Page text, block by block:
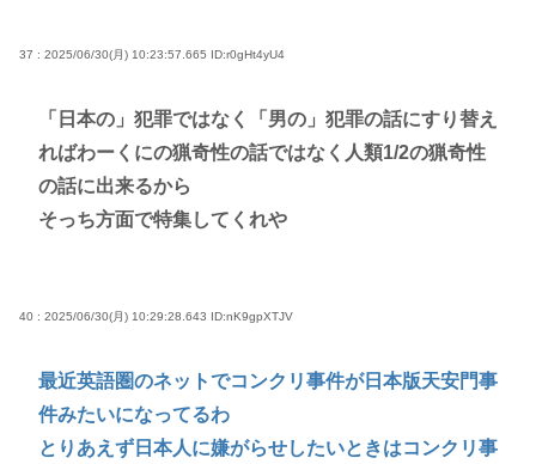
37 : 2025/06/30(月) 10:23:57.665 ID:r0gHt4yU4
「日本の」犯罪ではなく「男の」犯罪の話にすり替え
ればわーくにの猟奇性の話ではなく人類1/2の猟奇性
の話に出来るから
そっち方面で特集してくれや
40 : 2025/06/30(月) 10:29:28.643 ID:nK9gpXTJV
最近英語圏のネットでコンクリ事件が日本版天安門事
件みたいになってるわ
とりあえず日本人に嫌がらせしたいときはコンクリ事